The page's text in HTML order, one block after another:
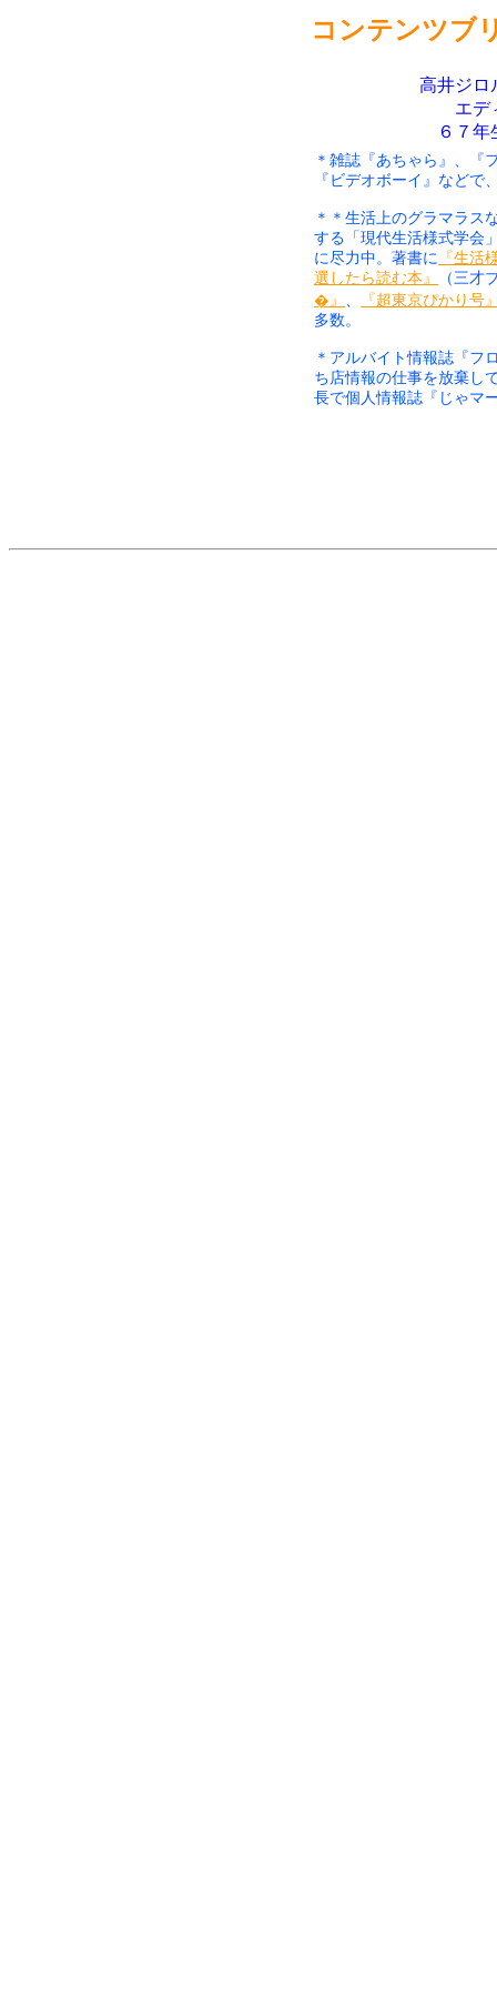
コンテンツブ
高井ジロ
エデ
６７
＊雑誌『あちゃら』、『
『ビデオボーイ』などで
＊＊生活上のグラマラス
する「現代生活様式学会
に尽力中。著書に 『生活
選したら読む本』
（三才
�』 、
『超東京ぴかり号
多数。
＊アルバイト情報誌『フ
ち店情報の仕事を放棄し
長で個人情報誌『じゃマ